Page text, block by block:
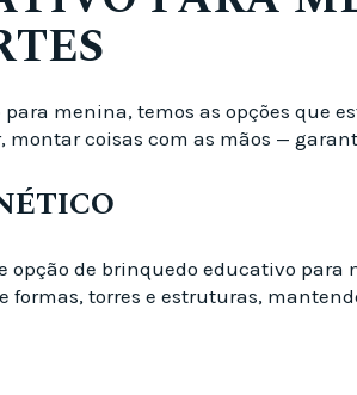
menina, temos as opções que
coisas com as mãos —
opção de brinquedo educativo
torres e estruturas,